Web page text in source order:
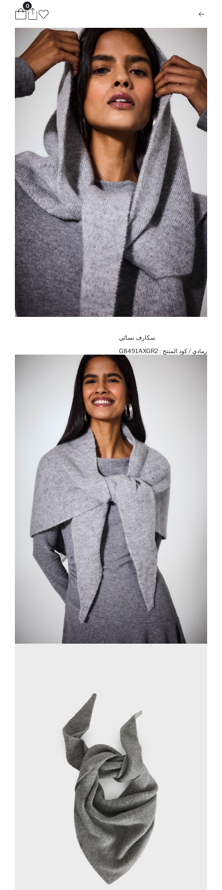
0
سكارف نسائي
رمادي / كود المنتج : G8491AXGR2